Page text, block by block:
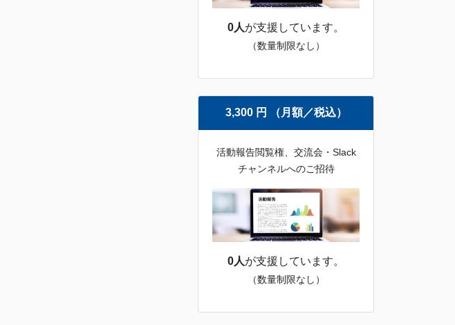
0人が支援しています。
（数量制限なし）
3,300 円 （月額／税込）
活動報告閲覧権、交流会・Slack
チャンネルへのご招待
0人が支援しています。
（数量制限なし）